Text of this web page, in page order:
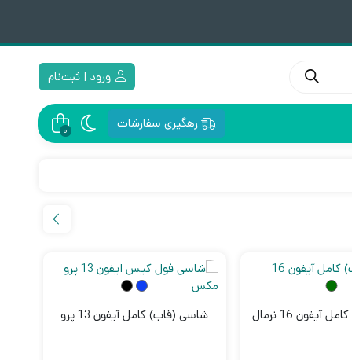
ورود | ثبت‌نام
رهگیری سفارشات 0
16 نرمال شاسی (قاب) کامل آیفون 13 پرو